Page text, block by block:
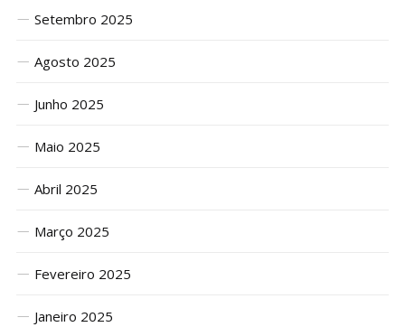
Setembro 2025
Agosto 2025
Junho 2025
Maio 2025
Abril 2025
Março 2025
Fevereiro 2025
Janeiro 2025